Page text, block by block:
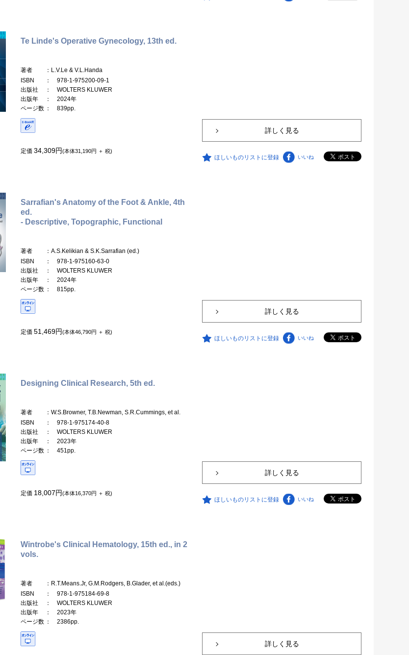
Te Linde's Operative Gynecology, 13th ed.
著者
：L.V.Le & V.L.Handa
ISBN
： 978-1-975200-09-1
出版社
： WOLTERS KLUWER
出版年
： 2024年
ページ数 ： 839pp.
定価 34,309円(本体31,190円 ＋ 税)
詳しく見る
ほしいものリストに登録 いいね
Sarrafian's Anatomy of the Foot & Ankle, 4th
ed.
- Descriptive, Topographic, Functional
著者
：A.S.Kelikian & S.K.Sarrafian (ed.)
ISBN
： 978-1-975160-63-0
出版社
： WOLTERS KLUWER
出版年
： 2024年
ページ数 ： 815pp.
定価 51,469円(本体46,790円 ＋ 税)
詳しく見る
ほしいものリストに登録 いいね
Designing Clinical Research, 5th ed.
著者
：W.S.Browner, T.B.Newman, S.R.Cummings, et al.
ISBN
： 978-1-975174-40-8
出版社
： WOLTERS KLUWER
出版年
： 2023年
ページ数 ： 451pp.
定価 18,007円(本体16,370円 ＋ 税)
詳しく見る
ほしいものリストに登録 いいね
Wintrobe's Clinical Hematology, 15th ed., in 2
vols.
著者
：R.T.Means.Jr, G.M.Rodgers, B.Glader, et al.(eds.)
ISBN
： 978-1-975184-69-8
出版社
： WOLTERS KLUWER
出版年
： 2023年
ページ数 ： 2386pp.
詳しく見る